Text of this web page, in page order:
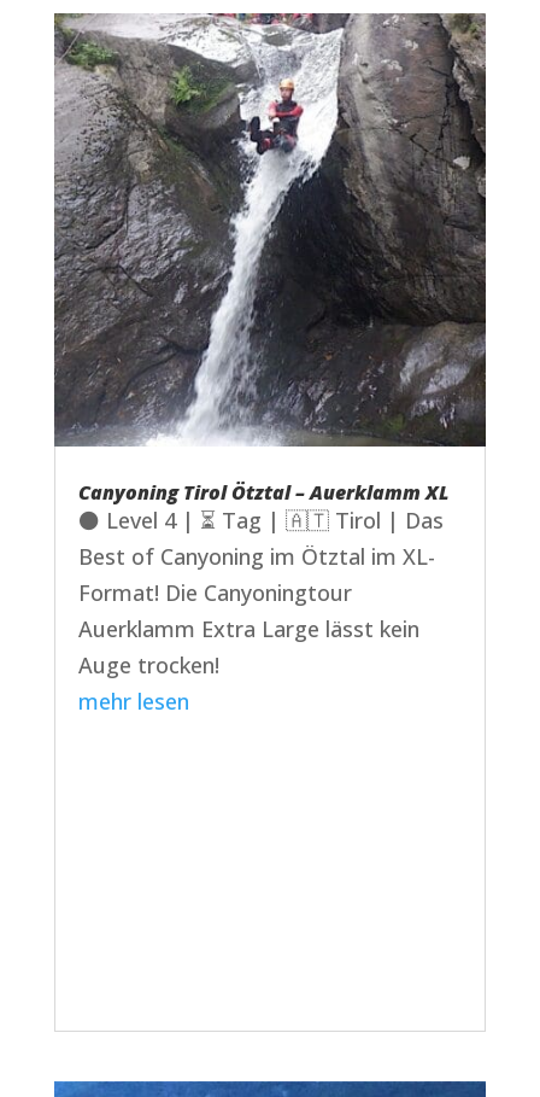
Canyoning Tirol Ötztal – Auerklamm XL
⚫ Level 4 | ⏳ Tag | 🇦🇹 Tirol | Das
Best of Canyoning im Ötztal im XL-
Format! Die Canyoningtour
Auerklamm Extra Large lässt kein
Auge trocken!
mehr lesen